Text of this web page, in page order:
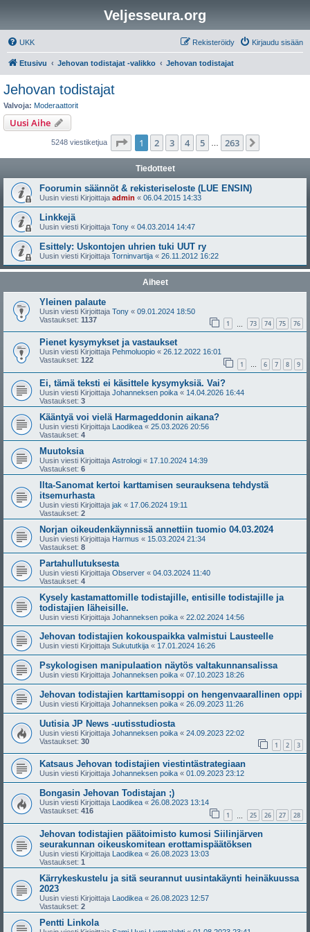
Veljesseura.org
UKK Kirjaudu sisään
Rekisteröidy
Etusivu Jehovan todistajat -valikko Jehovan todistajat
Jehovan todistajat
Valvoja: Moderaattorit
Uusi Aihe
5248 viestiketjua Sivu /263
1 2 3 4 5 263
Tiedotteet
Foorumin säännöt & rekisteriseloste (LUE ENSIN)
Uusin viesti Kirjoittaja admin « 06.04.2015 14:33
Linkkejä
Uusin viesti Kirjoittaja Tony « 04.03.2014 14:47
Esittely: Uskontojen uhrien tuki UUT ry
Uusin viesti Kirjoittaja Torninvartija « 26.11.2012 16:22
Aiheet
Yleinen palaute
Uusin viesti Kirjoittaja Tony « 09.01.2024 18:50
Vastaukset: 1137 1 73 74 75 76
Pienet kysymykset ja vastaukset
Uusin viesti Kirjoittaja Pehmoluopio « 26.12.2022 16:01
Vastaukset: 122 1 … 6 7 8 9
Ei, tämä teksti ei käsittele kysymyksiä. Vai?
Uusin viesti Kirjoittaja Johanneksen poika « 14.04.2026 16:44
Vastaukset: 3
Kääntyä voi vielä Harmageddonin aikana?
Uusin viesti Kirjoittaja Laodikea « 25.03.2026 20:56
Vastaukset: 4
Muutoksia
Uusin viesti Kirjoittaja Astrologi « 17.10.2024 14:39
Vastaukset: 6
Ilta-Sanomat kertoi karttamisen seurauksena tehdystä
itsemurhasta
Uusin viesti Kirjoittaja jak « 17.06.2024 19:11
Vastaukset: 2
Norjan oikeudenkäynnissä annettiin tuomio 04.03.2024
Uusin viesti Kirjoittaja Harmus « 15.03.2024 21:34
Vastaukset: 8
Partahullutuksesta
Uusin viesti Kirjoittaja Observer « 04.03.2024 11:40
Vastaukset: 4
Kysely kastamattomille todistajille, entisille todistajille ja
todistajien läheisille.
Uusin viesti Kirjoittaja Johanneksen poika « 22.02.2024 14:56
Jehovan todistajien kokouspaikka valmistui Lausteelle
Uusin viesti Kirjoittaja Sukututkija « 17.01.2024 16:26
Psykologisen manipulaation näytös valtakunnansalissa
Uusin viesti Kirjoittaja Johanneksen poika « 07.10.2023 18:26
Jehovan todistajien karttamisoppi on hengenvaarallinen oppi
Uusin viesti Kirjoittaja Johanneksen poika « 26.09.2023 11:26
Uutisia JP News -uutisstudiosta
Uusin viesti Kirjoittaja Johanneksen poika « 24.09.2023 22:02
Vastaukset: 30 1 2 3
Katsaus Jehovan todistajien viestintästrategiaan
Uusin viesti Kirjoittaja Johanneksen poika « 01.09.2023 23:12
Bongasin Jehovan Todistajan ;)
Uusin viesti Kirjoittaja Laodikea « 26.08.2023 13:14
Vastaukset: 416 1 25 26 27 28
Jehovan todistajien päätoimisto kumosi Siilinjärven
seurakunnan oikeuskomitean erottamispäätöksen
Uusin viesti Kirjoittaja Laodikea « 26.08.2023 13:03
Vastaukset: 1
Kärrykeskustelu ja sitä seurannut uusintakäynti heinäkuussa
2023
Uusin viesti Kirjoittaja Laodikea « 26.08.2023 12:57
Vastaukset: 2
Pentti Linkola